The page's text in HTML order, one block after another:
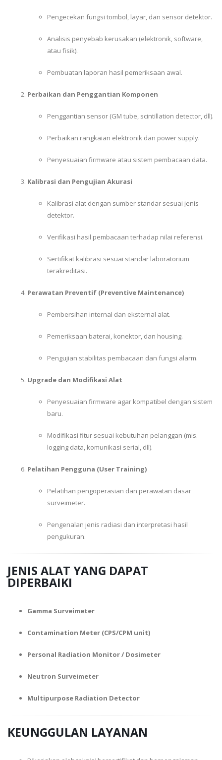
Pengecekan fungsi tombol, layar, dan sensor detektor.
Analisis penyebab kerusakan (elektronik, software,
atau fisik).
Pembuatan laporan hasil pemeriksaan awal.
Perbaikan dan Penggantian Komponen
Penggantian sensor (GM tube, scintillation detector, dll).
Perbaikan rangkaian elektronik dan power supply.
Penyesuaian firmware atau sistem pembacaan data.
Kalibrasi dan Pengujian Akurasi
Kalibrasi alat dengan sumber standar sesuai jenis
detektor.
Verifikasi hasil pembacaan terhadap nilai referensi.
Sertifikat kalibrasi sesuai standar laboratorium
terakreditasi.
Perawatan Preventif (Preventive Maintenance)
Pembersihan internal dan eksternal alat.
Pemeriksaan baterai, konektor, dan housing.
Pengujian stabilitas pembacaan dan fungsi alarm.
Upgrade dan Modifikasi Alat
Penyesuaian firmware agar kompatibel dengan sistem
baru.
Modifikasi fitur sesuai kebutuhan pelanggan (mis.
logging data, komunikasi serial, dll).
Pelatihan Pengguna (User Training)
Pelatihan pengoperasian dan perawatan dasar
surveimeter.
Pengenalan jenis radiasi dan interpretasi hasil
pengukuran.
JENIS ALAT YANG DAPAT
DIPERBAIKI
Gamma Surveimeter
Contamination Meter (CPS/CPM unit)
Personal Radiation Monitor / Dosimeter
Neutron Surveimeter
Multipurpose Radiation Detector
KEUNGGULAN LAYANAN